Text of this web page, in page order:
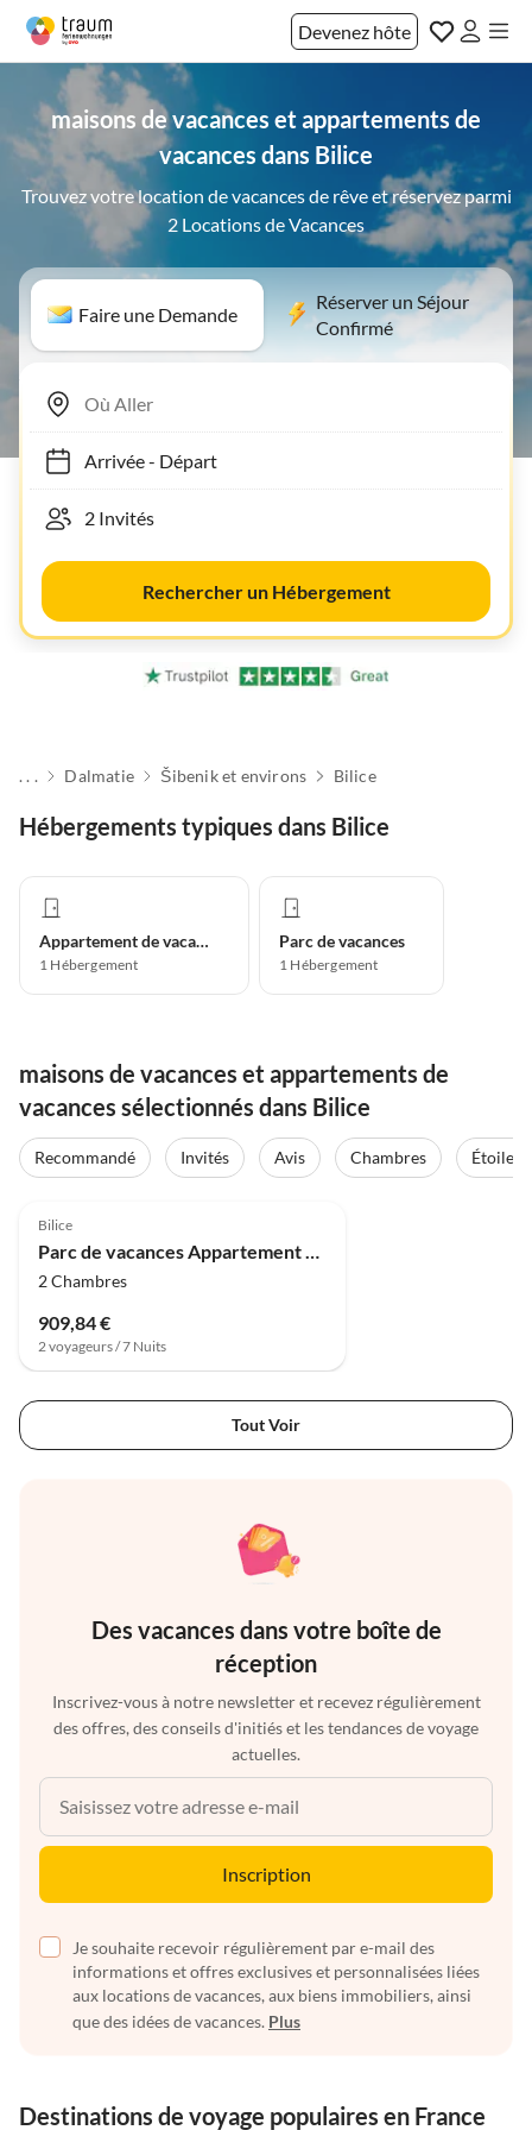
Devenez hôte
maisons de vacances et appartements de
vacances dans Bilice
Trouvez votre location de vacances de rêve et réservez parmi
2 Locations de Vacances
Faire une Demande
Réserver un Séjour
Confirmé
Arrivée- Départ
Rechercher un Hébergement
. . . Dalmatie Šibenik et environs Bilice
Hébergements typiques dans Bilice
Appartement de vacances
1 Hébergement
Parc de vacances
1 Hébergement
maisons de vacances et appartements de
vacances sélectionnés dans Bilice
Recommandé Invités Avis Chambres
Étoiles
Bilice
2 Chambres
909,84 €
2 voyageurs / 7 Nuits
Tout Voir
Des vacances dans votre boîte de
réception
Inscrivez-vous à notre newsletter et recevez régulièrement
des offres, des conseils d'initiés et les tendances de voyage
actuelles.
Inscription
Je souhaite recevoir régulièrement par e-mail des
informations et offres exclusives et personnalisées liées
aux locations de vacances, aux biens immobiliers, ainsi
que des idées de vacances. Plus
Destinations de voyage populaires en France